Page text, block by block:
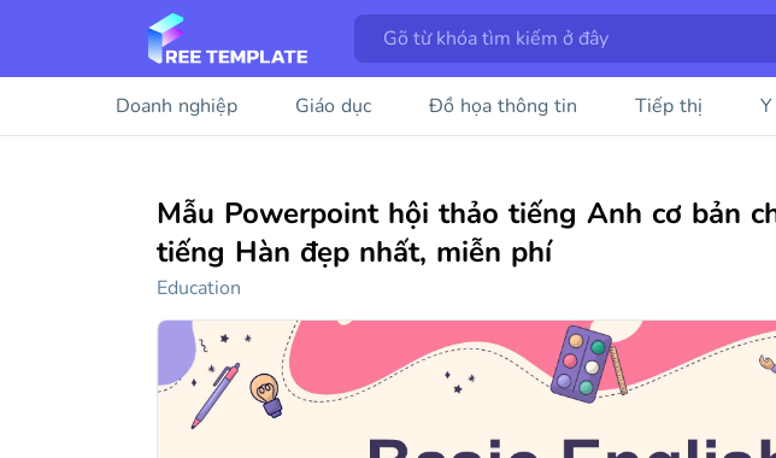
Doanh nghiệp Giáo dục Đồ họa thông tin Tiếp thị
Mẫu Powerpoint hội thảo tiếng Anh cơ bản
tiếng Hàn đẹp nhất, miễn phí
Education